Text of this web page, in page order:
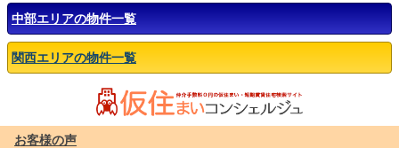
中部エリアの物件一覧
関西エリアの物件一覧
お客様の声